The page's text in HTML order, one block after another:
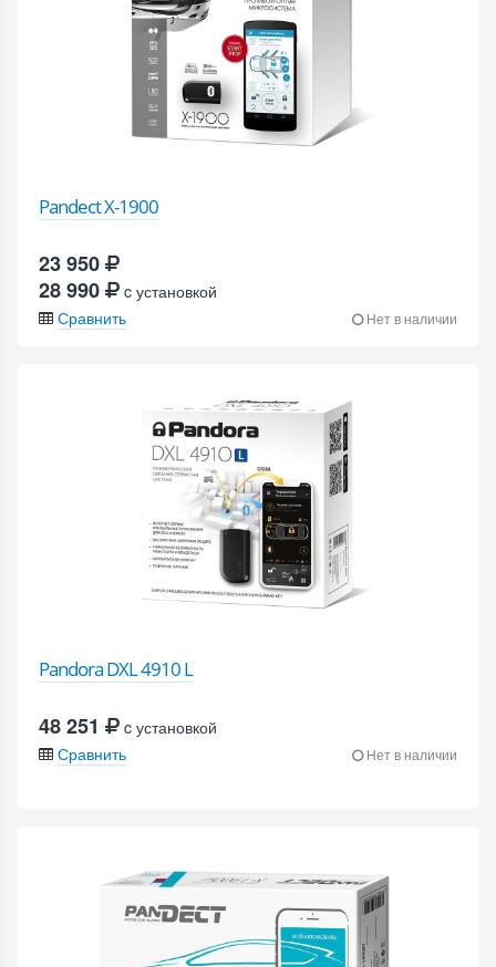
Pandect X-1900
23 950
28 990
c установкой
Сравнить
Нет в наличии
Pandora DXL 4910 L
48 251
c установкой
Сравнить
Нет в наличии